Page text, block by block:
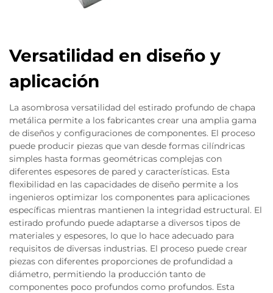
Versatilidad en diseño y
aplicación
La asombrosa versatilidad del estirado profundo de chapa
metálica permite a los fabricantes crear una amplia gama
de diseños y configuraciones de componentes. El proceso
puede producir piezas que van desde formas cilíndricas
simples hasta formas geométricas complejas con
diferentes espesores de pared y características. Esta
flexibilidad en las capacidades de diseño permite a los
ingenieros optimizar los componentes para aplicaciones
específicas mientras mantienen la integridad estructural. El
estirado profundo puede adaptarse a diversos tipos de
materiales y espesores, lo que lo hace adecuado para
requisitos de diversas industrias. El proceso puede crear
piezas con diferentes proporciones de profundidad a
diámetro, permitiendo la producción tanto de
componentes poco profundos como profundos. Esta